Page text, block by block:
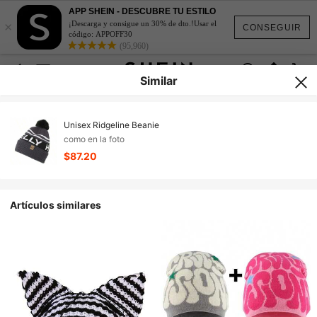
CONSEGUIR
×
APP SHEIN - DESCUBRE TU ESTILO
¡Descarga y consigue un 30% de dto.!Usar el
código: APPOFF30
(95,960)
Similar
Unisex Ridgeline Beanie
como en la foto
$87.20
Artículos similares